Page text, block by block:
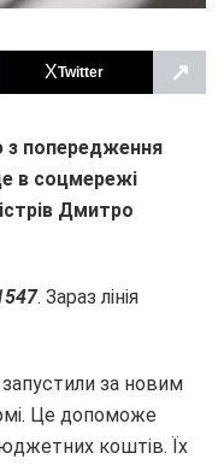
Twitter ↗
з попередження
в соцмережі
Дмитро
. Зараз лінія
за новим
Це допоможе
коштів. Їх